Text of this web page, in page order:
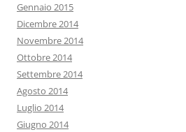
Gennaio 2015
Dicembre 2014
Novembre 2014
Ottobre 2014
Settembre 2014
Agosto 2014
Luglio 2014
Giugno 2014